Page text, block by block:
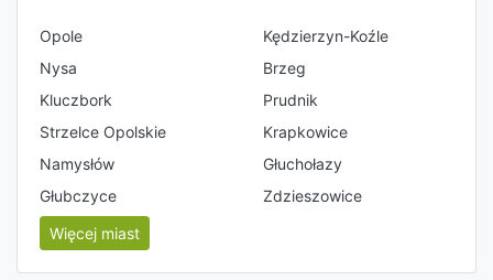
Opole
Kędzierzyn-Koźle
Nysa
Brzeg
Kluczbork
Prudnik
Strzelce Opolskie
Krapkowice
Namysłów
Głuchołazy
Głubczyce
Zdzieszowice
Więcej miast